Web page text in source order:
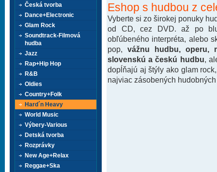
Eshop s hudbou z
Vyberte si zo širokej ponuky
od CD, cez DVD. až po
obľúbeného interpréta, alebo
pop, vážnu hudbu, operu,
slovenskú a českú hudbu ,
dopĺňajú aj štýly ako glam
najviac zásobených
Česká tvorba
Dance+Electronic
Glam Rock
Soundtrack-Filmová
hudba
Jazz
Rap+Hip Hop
R&B
Oldies
Country+Folk
Hard´n Heavy
World Music
Výbery-Various
Detská tvorba
Rozprávky
New Age+Relax
Reggae+Ska